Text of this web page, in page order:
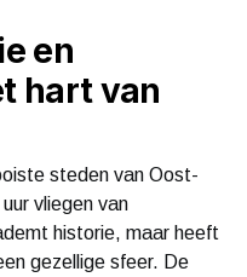
en
hart van
steden van Oost-
vliegen van
historie, maar heeft
gezellige sfeer. De